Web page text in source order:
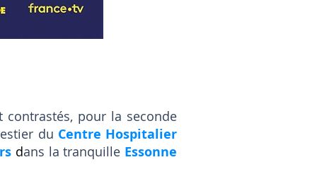
pour la seconde
du Centre Hospitalier
dans la tranquille Essonne